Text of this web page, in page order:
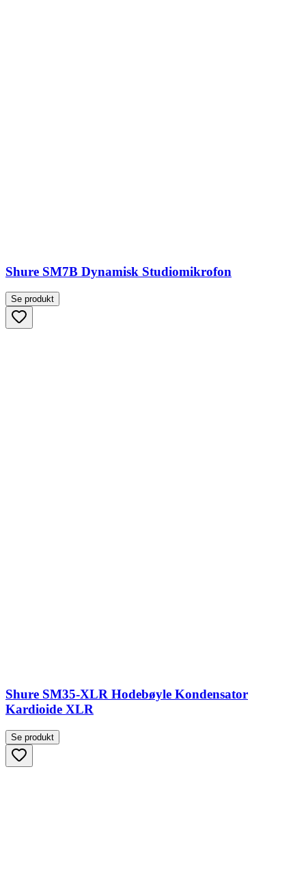
Shure SM7B Dynamisk Studiomikrofon
Se produkt
Shure SM35-XLR Hodebøyle Kondensator
Kardioide XLR
Se produkt